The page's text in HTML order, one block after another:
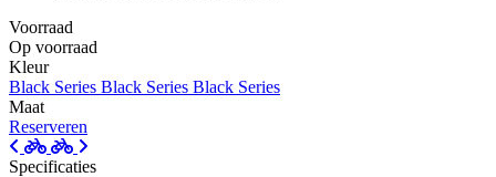
Voorraad
Op voorraad
Kleur
Black Series Black Series Black Series
Maat
Reserveren
Specificaties